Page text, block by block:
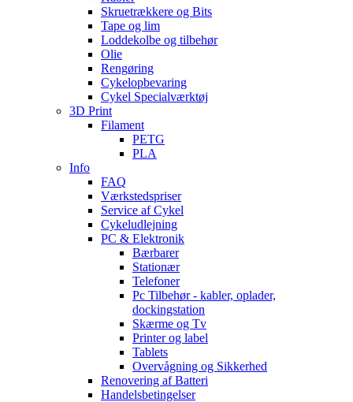
Skruetrækkere og Bits
Tape og lim
Loddekolbe og tilbehør
Olie
Rengøring
Cykelopbevaring
Cykel Specialværktøj
3D Print
Filament
PETG
PLA
Info
FAQ
Værkstedspriser
Service af Cykel
Cykeludlejning
PC & Elektronik
Bærbarer
Stationær
Telefoner
Pc Tilbehør - kabler, oplader,
dockingstation
Skærme og Tv
Printer og label
Tablets
Overvågning og Sikkerhed
Renovering af Batteri
Handelsbetingelser